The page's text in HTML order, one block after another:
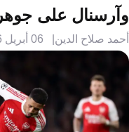
وآرسنال على
أحمد صلاح الدين 06 أبريل 2026